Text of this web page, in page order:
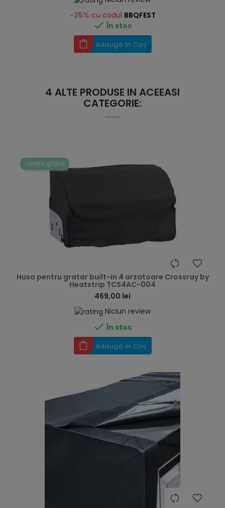
-25% cu codul BBQFEST
 În stoc
Adaugă în Coș
4 ALTE PRODUSE IN ACEEASI
CATEGORIE:
Livrare gratis
Husa pentru gratar built-in 4 arzatoare Crossray by
Heatstrip TCS4AC-004
469,00 lei
Niciun review
 În stoc
Adaugă în Coș